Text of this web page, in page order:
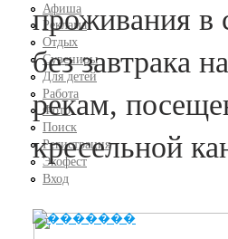
Афиша
Реклама
Отдых
Сувениры
Для детей
Работа
Фото
Поиск
Регистрация
Экофест
Вход
проживания в
без завтрака
рекам,
кресельной